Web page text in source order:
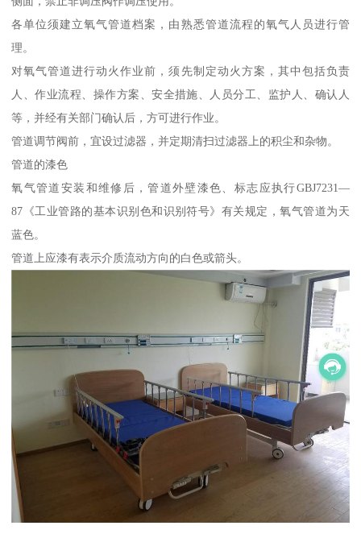
各单位须建立氧气管道档案，由熟悉管道流程的氧气人员进行管
理。
对氧气管道进行动火作业前，须先制定动火方案，其中包括负责
人、作业流程、操作方案、安全措施、人员分工、监护人、确认人
等，并经有关部门确认后，方可进行作业。
管道调节阀前，宜设过滤器，并定期清扫过滤器上的积尘和杂物。
管道的漆色
氧气管道安装和维修后，管道外壁漆色、标志应执行GBJ7231—
87《工业管路的基本识别色和识别符号》有关规定，氧气管道为天
蓝色。
管道上应漆有表示介质流动方向的白色或箭头。